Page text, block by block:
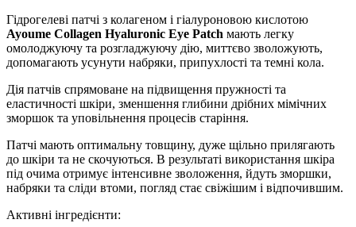
Гідрогелеві патчі з колагеном і гіалуроновою кислотою
Ayoume Collagen Hyaluronic Eye Patch мають легку
омолоджуючу та розгладжуючу дію, миттєво зволожують,
допомагають усунути набряки, припухлості та темні кола.
Дія патчів спрямоване на підвищення пружності та
еластичності шкіри, зменшення глибини дрібних мімічних
зморшок та уповільнення процесів старіння.
Патчі мають оптимальну товщину, дуже щільно прилягають
до шкіри та не скочуються. В результаті використання шкіра
під очима отримує інтенсивне зволоження, йдуть зморшки,
набряки та сліди втоми, погляд стає свіжішим і відпочившим.
Активні інгредієнти: